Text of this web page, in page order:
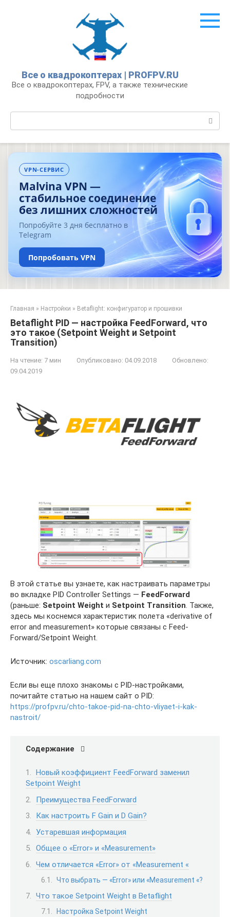
Все о квадрокоптерах | PROFPV.RU
Все о квадрокоптерах, FPV, а также технические
подробности
VPN-СЕРВИС
Malvina VPN —
стабильное соединение
без лишних сложностей
Попробуйте 3 дня бесплатно в
Telegram
Попробовать VPN
Главная » Настройки » Betaflight: конфигуратор и прошивки
Betaflight PID — настройка FeedForward, что
это такое (Setpoint Weight и Setpoint
Transition)
На чтение: 7 мин Опубликовано: 04.09.2018
Обновлено:
09.04.2019
В этой статье вы узнаете, как настраивать параметры
во вкладке PID Controller Settings — FeedForward
(раньше: Setpoint Weight и Setpoint Transition. Также,
здесь мы коснемся характеристик полета «derivative of
error and measurement» которые связаны с Feed-
Forward/Setpoint Weight.
Источник: oscarliang.com
Если вы еще плохо знакомы с PID-настройками,
почитайте статью на нашем сайт о PID:
https://profpv.ru/chto-takoe-pid-na-chto-vliyaet-i-kak-
nastroit/
Содержание
Новый коэффициент FeedForward заменил
Setpoint Weight
Преимущества FeedForward
Как настроить F Gain и D Gain?
Устаревшая информация
Общее о «Error» и «Measurement»
Чем отличается «Error» от «Measurement «
Что выбрать — «Error» или «Measurement «?
Что такое Setpoint Weight в Betaflight
Настройка Setpoint Weight